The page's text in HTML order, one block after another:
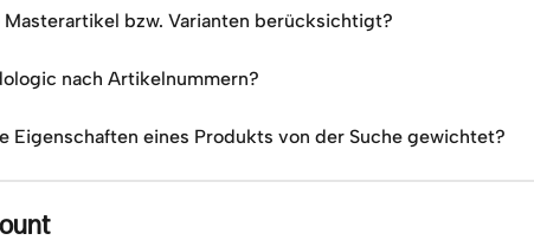
Masterartikel bzw. Varianten berücksichtigt?
nach Artikelnummern?
Eigenschaften eines Produkts von der Suche gewichtet?